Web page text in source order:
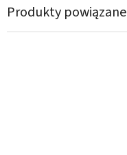
Produkty powiązane